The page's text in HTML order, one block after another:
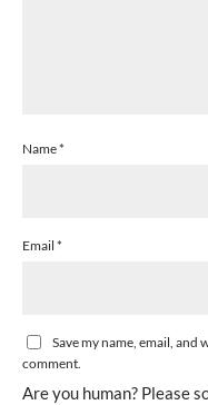
Name*
Email *
Save my name, email,
comment.
Are you human? Please